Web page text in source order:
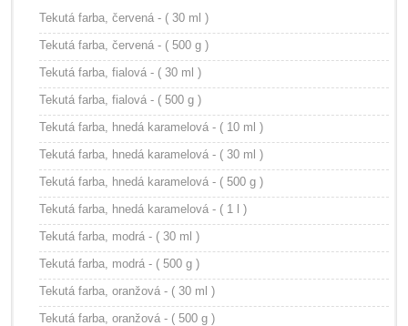
Tekutá farba, červená - ( 30 ml )
Tekutá farba, červená - ( 500 g )
Tekutá farba, fialová - ( 30 ml )
Tekutá farba, fialová - ( 500 g )
Tekutá farba, hnedá karamelová - ( 10 ml )
Tekutá farba, hnedá karamelová - ( 30 ml )
Tekutá farba, hnedá karamelová - ( 500 g )
Tekutá farba, hnedá karamelová - ( 1 l )
Tekutá farba, modrá - ( 30 ml )
Tekutá farba, modrá - ( 500 g )
Tekutá farba, oranžová - ( 30 ml )
Tekutá farba, oranžová - ( 500 g )